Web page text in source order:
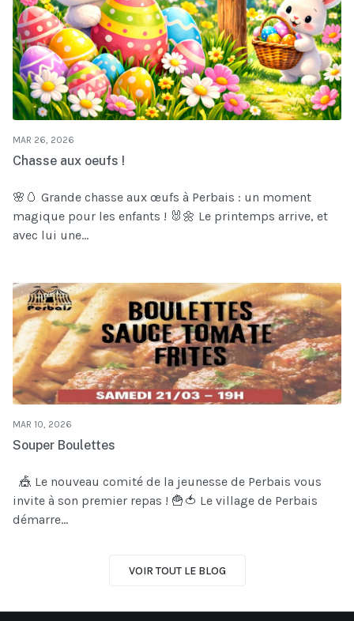
MAR 26, 2026
Chasse aux oeufs !
🌸🥚 Grande chasse aux œufs à Perbais : un moment
magique pour les enfants ! 🐰🌼 Le printemps arrive, et
avec lui une...
MAR 10, 2026
Souper Boulettes
🎪 Le nouveau comité de la jeunesse de Perbais vous
invite à son premier repas ! 🍟🍅 Le village de Perbais
démarre...
VOIR TOUT LE BLOG